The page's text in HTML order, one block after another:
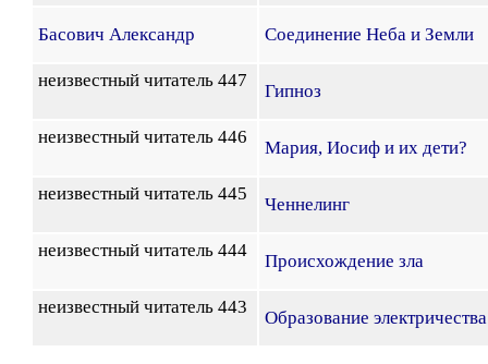
Басович Александр Соединение Неба и Земли
неизвестный читатель 447
Гипноз
неизвестный читатель 446
Мария, Иосиф и их дети?
неизвестный читатель 445
Ченнелинг
неизвестный читатель 444
Происхождение зла
неизвестный читатель 443
Образование